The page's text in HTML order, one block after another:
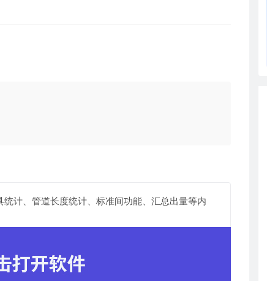
计、管道长度统计、标准间功能、汇总出量等内